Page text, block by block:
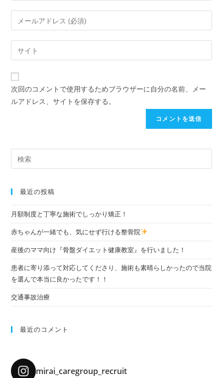
次回のコメントで使用するためブラウザーに自分の名前、メー
ルアドレス、サイトを保存する。
最近の投稿
月額制度と丁寧な施術でしっかり矯正！
赤ちゃんが一緒でも、気にせず行ける整骨院
産後のママ向け『骨盤ダイエット健康教室』を行いました！
患者に寄り添って対応してくださり、施術も素晴らしかったので当院
を選んで本当に良かったです！！
交通事故治療
最近のコメント
mirai_caregroup_recruit